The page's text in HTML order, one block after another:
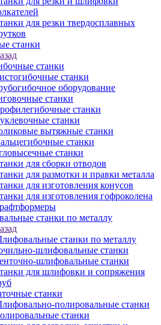
для резки твердосплавных
станки
станки
станки
оборудование
станки
станки
станки
вытяжные станки
станки
станки
для сборки отводов
для размотки и правки металла
для изготовления конусов
для изготовления гофроколена
станки по металлу
станки по металлу
шлифовальные станки
шлифовальные станки
для шлифовки и сопряжения
станки
полировальные станки
станки